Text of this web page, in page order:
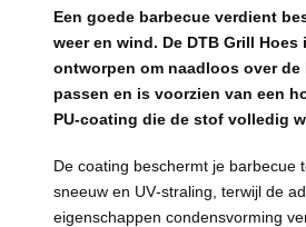
Een goede barbecue verdient
weer en wind. De DTB Grill Hoes
ontworpen om naadloos over de
passen en is voorzien van een
PU‑coating die de stof volledig
De coating beschermt je barbecue
sneeuw en UV‑straling, terwijl de
eigenschappen condensvorming